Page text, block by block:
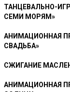
ТАНЦЕВАЛЬНО-
СЕМИ МОРЯМ»
АНИМАЦИОННАЯ
СВАДЬБА»
СЖИГАНИЕ
АНИМАЦИОННАЯ